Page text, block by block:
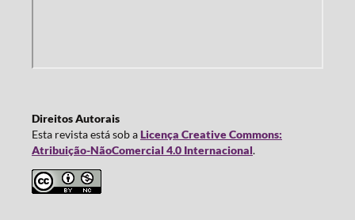
Direitos Autorais
Esta revista está sob aLicença Creative Commons:
Atribuição-NãoComercial 4.0 Internacional.